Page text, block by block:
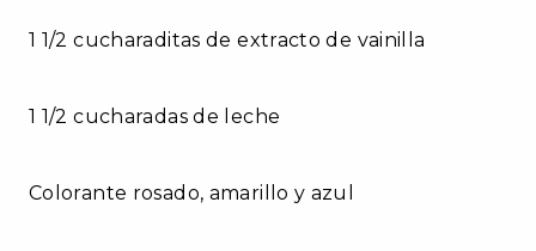
1 1/2 cucharaditas de extracto de vainilla
1 1/2 cucharadas de leche
Colorante rosado, amarillo y azul